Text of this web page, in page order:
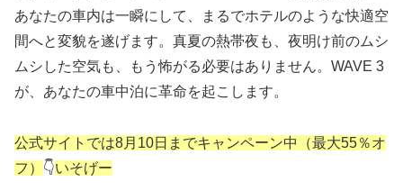
あなたの車内は一瞬にして、まるでホテルのような快適空
間へと変貌を遂げます。真夏の熱帯夜も、夜明け前のムシ
ムシした空気も、もう怖がる必要はありません。WAVE 3
が、あなたの車中泊に革命を起こします。
公式サイトでは8月10日までキャンペーン中（最大55％オ
フ） 👇いそげー